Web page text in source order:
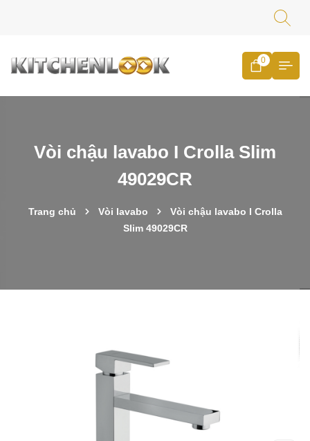
0
Vòi chậu lavabo I Crolla Slim
49029CR
Trang chủ Vòi lavabo
Vòi chậu lavabo I Crolla
Slim 49029CR